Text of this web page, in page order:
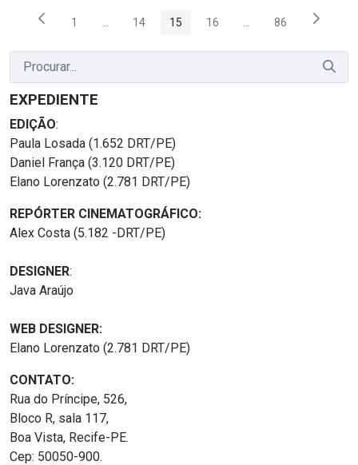
Página
1 Páginas intermediárias Usar ABA para navegar.
Página
14 Página
15 Página
16 PáginasPágina
86
EXPEDIENTE
EDIÇÃO:
Paula Losada (1.652 DRT/PE)
Daniel França (3.120 DRT/PE)
Elano Lorenzato (2.781 DRT/PE)
REPÓRTER CINEMATOGRÁFICO:
Alex Costa (5.182 -DRT/PE)
DESIGNER:
Java Araújo
WEB DESIGNER:
Elano Lorenzato (2.781 DRT/PE)
CONTATO:
Rua do Príncipe, 526,
Bloco R, sala 117,
Boa Vista, Recife-PE.
Cep: 50050-900.